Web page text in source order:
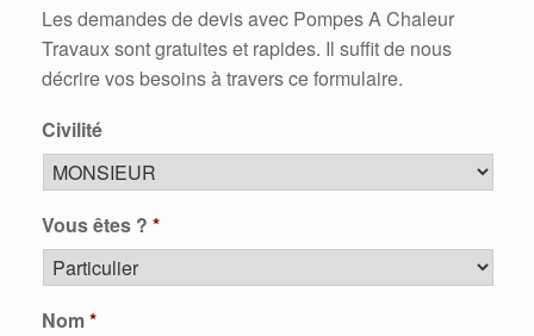
Les demandes de devis avec Pompes A Chaleur
Travaux sont gratuites et rapides. Il suffit de nous
décrire vos besoins à travers ce formulaire.
Civilité
Vous êtes ? *
Nom*